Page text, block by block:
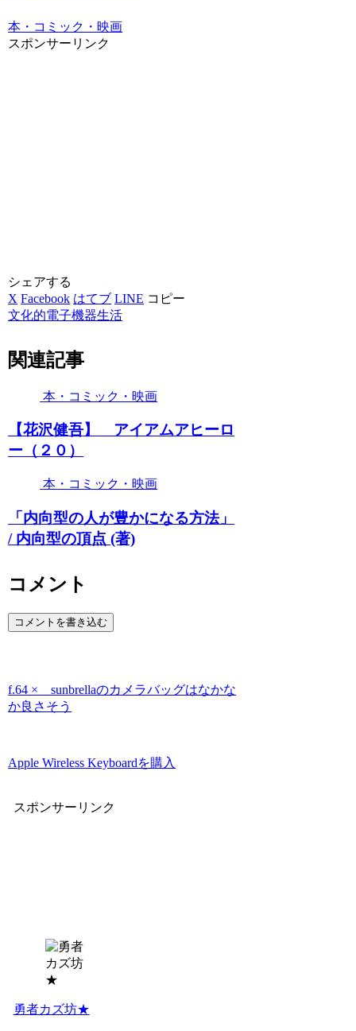
本・コミック・映画
スポンサーリンク
シェアする
X Facebook はてブ LINE コピー
文化的電子機器生活
関連記事
本・コミック・映画
【花沢健吾】 アイアムアヒーロ
ー（２０）
本・コミック・映画
「内向型の人が豊かになる方法」
/ 内向型の頂点 (著)
コメント
コメントを書き込む
f.64 × sunbrellaのカメラバッグはなかな
か良さそう
Apple Wireless Keyboardを購入
スポンサーリンク
勇者カズ坊★